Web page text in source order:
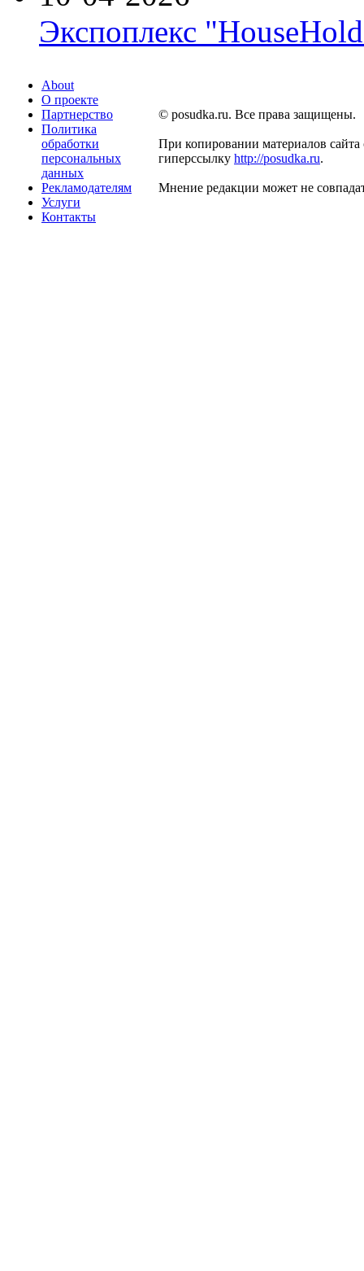
Экспоплекс
About
О проекте
Партнерство
Политика
обработки
персональных
данных
Рекламодателям
Услуги
Контакты
© posudka.ru. Все права защищены.
При копировании материалов сайта
гиперссылку http://posudka.ru.
Мнение редакции может не